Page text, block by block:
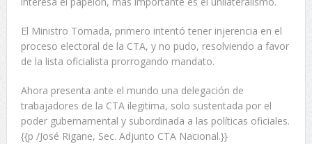
El Ministro Tomada, primero intentó tener injerencia en el
proceso electoral de la CTA, y no pudo, resolviendo a favor
de la lista oficialista prorrogando mandato.
Ahora presenta ante el mundo una delegación de
trabajadores de la CTA ilegitima, solo sustentada por el
poder gubernamental y subordinada a las políticas oficiales.
{{p /José Rigane, Sec. Adjunto CTA Nacional.}}